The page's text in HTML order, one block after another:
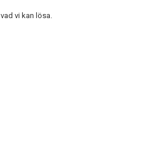
vi kan lösa.